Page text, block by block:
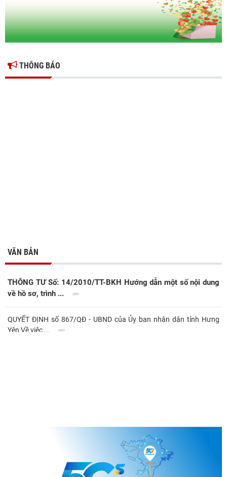
THÔNG BÁO
VĂN BẢN
THÔNG TƯ Số: 14/2010/TT-BKH Hướng dẫn một số nội dung
về hồ sơ, trình ...
QUYẾT ĐỊNH số 867/QĐ - UBND của Ủy ban nhân dân tỉnh Hưng
Yên Về việc ...